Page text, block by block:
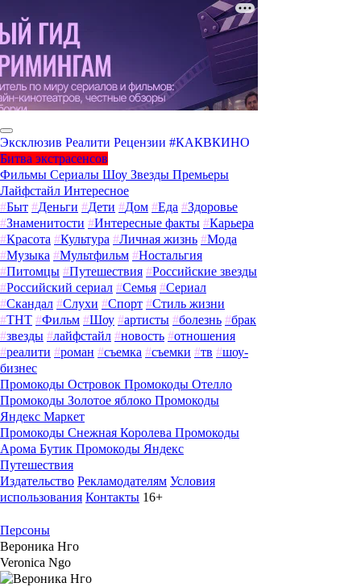
Эксклюзив Реалити Рецензии #КАКВКИНО
Битва экстрасенсов
Фильмы Сериалы Шоу Звезды Премьеры
Лайфстайл Интересное
#Быт #Деньги #Дети #Дом #Еда #Здоровье
#Знаменитости #Интересные факты #Карьера
#Красота #Культура #Личная жизнь #Мода
#Музыка #Мультфильм #Ностальгия
#Питомцы #Путешествия #Российские звезды
#Российский сериал #Семья #Сериал
#Скандал #Слухи #Спорт #Стиль жизни
#ТНТ #Фильм #Шоу #артисты #болезнь #брак
#звезды #лайфстайл #новость #отношения
#реалити #роман #съемка #съемки #тв #шоу-
бизнес
Промокоды Островок Промокоды Отелло
Промокоды Золотое яблоко Промокоды
Яндекс Маркет
Промокоды Снежная Королева Промокоды
Арома Бутик Промокоды Яндекс
Путешествия
Издательство Рекламодателям Условия
использования Контакты 16+
Персоны
Вероника Нго
Veronica Ngo